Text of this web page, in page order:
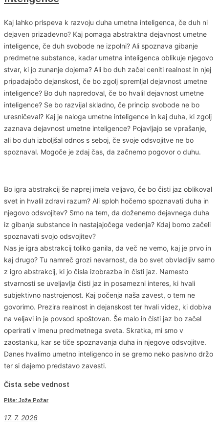
Kaj lahko prispeva k razvoju duha umetna inteligenca, če duh ni
dejaven prizadevno? Kaj pomaga abstraktna dejavnost umetne
inteligence, če duh svobode ne izpolni? Ali spoznava gibanje
predmetne substance, kadar umetna inteligenca oblikuje njegovo
stvar, ki jo zunanje dojema? Ali bo duh začel ceniti realnost in njej
pripadajočo dejanskost, če bo zgolj spremljal dejavnost umetne
inteligence? Bo duh napredoval, če bo hvalil dejavnost umetne
inteligence? Se bo razvijal skladno, če princip svobode ne bo
uresničeval? Kaj je naloga umetne inteligence in kaj duha, ki zgolj
zaznava dejavnost umetne inteligence? Pojavljajo se vprašanje,
ali bo duh izboljšal odnos s seboj, če svoje odsvojitve ne bo
spoznaval. Mogoče je zdaj čas, da začnemo pogovor o duhu.
Bo igra abstrakcij še naprej imela veljavo, če bo čisti jaz oblikoval
svet in hvalil zdravi razum? Ali sploh hočemo spoznavati duha in
njegovo odsvojitev? Smo na tem, da doženemo dejavnega duha
iz gibanja substance in nastajajočega vedenja? Kdaj bomo začeli
spoznavati svojo odsvojitev?
Nas je igra abstrakcij toliko ganila, da več ne vemo, kaj je prvo in
kaj drugo? Tu namreč grozi nevarnost, da bo svet obvladljiv samo
z igro abstrakcij, ki jo čisla izobrazba in čisti jaz. Namesto
stvarnosti se uveljavlja čisti jaz in posamezni interes, ki hvali
subjektivno nastrojenost. Kaj počenja naša zavest, o tem ne
govorimo. Prezira realnost in dejanskost ter hvali videz, ki dobiva
na veljavi in je povsod spoštovan. Še malo in čisti jaz bo začel
operirati v imenu predmetnega sveta. Skratka, mi smo v
zaostanku, kar se tiče spoznavanja duha in njegove odsvojitve.
Danes hvalimo umetno inteligenco in se gremo neko pasivno držo
ter si dajemo predstavo zavesti.
Čista sebe vednost
Piše: Jože Požar
17. 7. 2026